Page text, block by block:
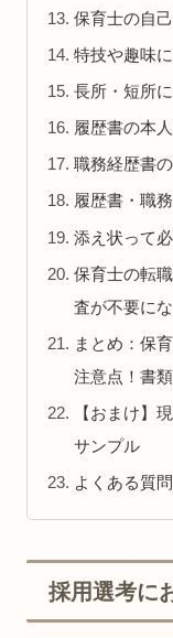
保育士の自
特技や趣味
長所・短所
履歴書の本
職務経歴書
履歴書・職
添え状って
保育士の転
査が不要に
まとめ：保
注意点！書
【おまけ】
サンプル
よくある質問
採用選考に